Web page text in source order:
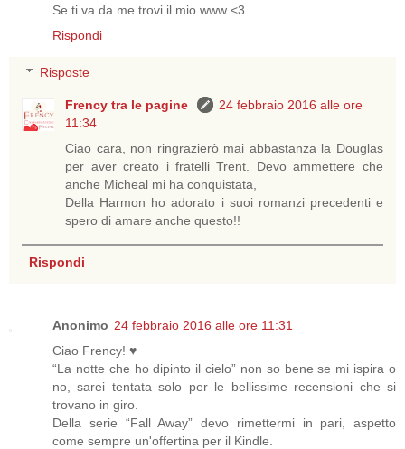
Se ti va da me trovi il mio www <3
Rispondi
Risposte
Frency tra le pagine
24 febbraio 2016 alle ore
11:34
Ciao cara, non ringrazierò mai abbastanza la Douglas
per aver creato i fratelli Trent. Devo ammettere che
anche Micheal mi ha conquistata,
Della Harmon ho adorato i suoi romanzi precedenti e
spero di amare anche questo!!
Rispondi
Anonimo 24 febbraio 2016 alle ore 11:31
Ciao Frency! ♥
“La notte che ho dipinto il cielo” non so bene se mi ispira o
no, sarei tentata solo per le bellissime recensioni che si
trovano in giro.
Della serie “Fall Away” devo rimettermi in pari, aspetto
come sempre un'offertina per il Kindle.